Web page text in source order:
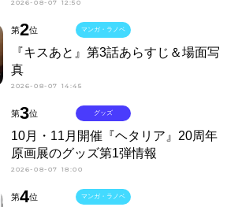
2026-08-07 12:50
第2位
『キスあと』第3話あらすじ＆場面写
真
2026-08-07 14:45
マンガ・ラノベ
第3位
10月・11月開催『ヘタリア』20周年
原画展のグッズ第1弾情報
2026-08-07 18:00
グッズ
第4位 マンガ・ラノベ